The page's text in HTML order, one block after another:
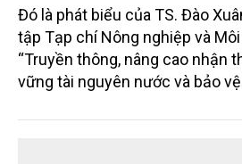
Đó là phát biểu của TS. Đào
tập Tạp chí Nông nghiệp và
“Truyền thông, nâng cao nhận
vững tài nguyên nước và bảo
trường phối hợp với Sở Nông